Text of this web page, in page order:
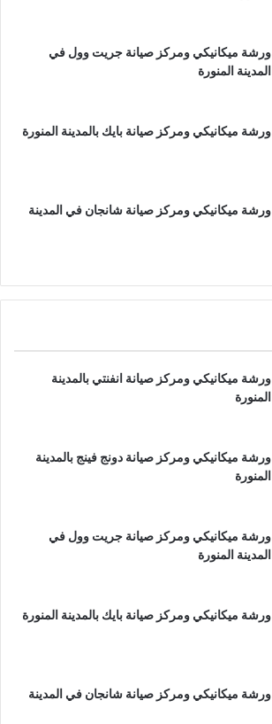
ورشة ميكانيكي ومركز صيانة جريت وول في
المدينة المنورة
ورشة ميكانيكي ومركز صيانة بايك بالمدينة المنورة
ورشة ميكانيكي ومركز صيانة شانجان في المدينة
ورشة ميكانيكي ومركز صيانة انفنتي بالمدينة
المنورة
ورشة ميكانيكي ومركز صيانة دونج فينج بالمدينة
المنورة
ورشة ميكانيكي ومركز صيانة جريت وول في
المدينة المنورة
ورشة ميكانيكي ومركز صيانة بايك بالمدينة المنورة
ورشة ميكانيكي ومركز صيانة شانجان في المدينة